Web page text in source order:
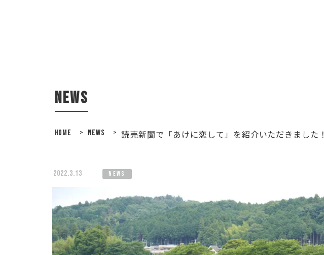
news
HOME > NEWS > 読売新聞で「あけに恋して」を紹介いただきました！
2022.3.13 news